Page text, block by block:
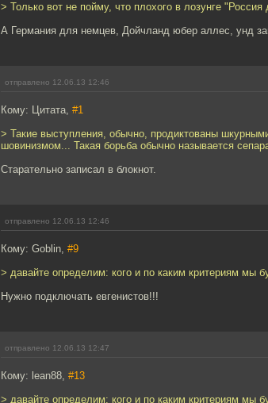
> Только вот не пойму, что плохого в лозунге "Россия
А Германия для немцев, Дойчланд юбер аллес, унд
отправлено 12.06.13 12:46
Кому: Цитата, #1
> Такие выступления, обычно, продиктованы
шовинизмом... Такая борьба обычно называется
Старательно записал в блокнот.
отправлено 12.06.13 12:46
Кому: Goblin, #9
> давайте определим: кого и по каким критериям мы
Нужно подключать евгенистов!!!
отправлено 12.06.13 12:47
Кому: lean88, #13
> давайте определим: кого и по каким критериям мы